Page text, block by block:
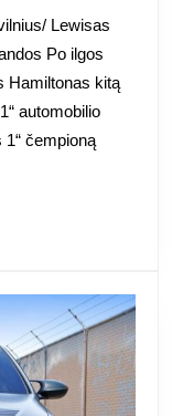
Lewisas
Po ilgos
Hamiltonas kitą
automobilio
čempioną